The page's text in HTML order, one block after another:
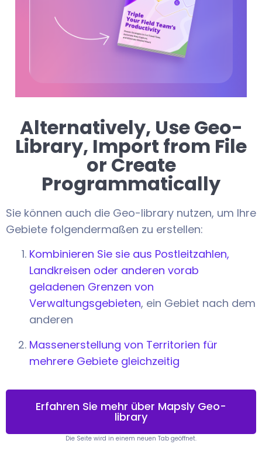
Alternatively, Use Geo-
Library, Import from File
or Create
Programmatically
Sie können auch die Geo-library nutzen, um Ihre
Gebiete folgendermaßen zu erstellen:
Kombinieren Sie sie aus Postleitzahlen,
Landkreisen oder anderen vorab
geladenen Grenzen von
Verwaltungsgebieten, ein Gebiet nach dem
anderen
Massenerstellung von Territorien für
mehrere Gebiete gleichzeitig
Erfahren Sie mehr über Mapsly Geo-
library
Die Seite wird in einem neuen Tab geöffnet.